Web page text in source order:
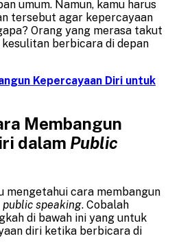
umum. Namun, kamu harus
tersebut agar kepercayaan
Orang yang merasa takut
berbicara di depan
Kepercayaan Diri untuk
Membangun
dalam Public
mengetahui cara membangun
public speaking. Cobalah
di bawah ini yang untuk
diri ketika berbicara di